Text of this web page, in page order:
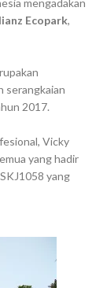
mengadakan
Ecopark,
serangkaian
2017.
Vicky
yang hadir
yang